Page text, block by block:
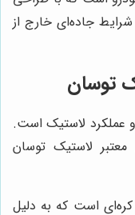
جاده‌ای خارج از
توسان
و عملکرد لاستیک است.
لاستیک توسان
است که به دلیل